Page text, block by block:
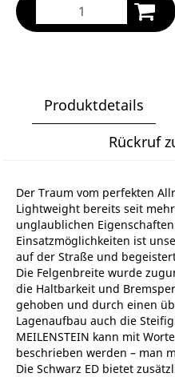
Produktdetails
Rückruf
Der Traum vom perfekten
Lightweight bereits seit
unglaublichen
Einsatzmöglichkeiten ist
auf der Straße und
Die Felgenbreite wurde
die Haltbarkeit und
gehoben und durch einen
Lagenaufbau auch die
MEILENSTEIN kann mit
beschrieben werden – man
Die Schwarz ED bietet